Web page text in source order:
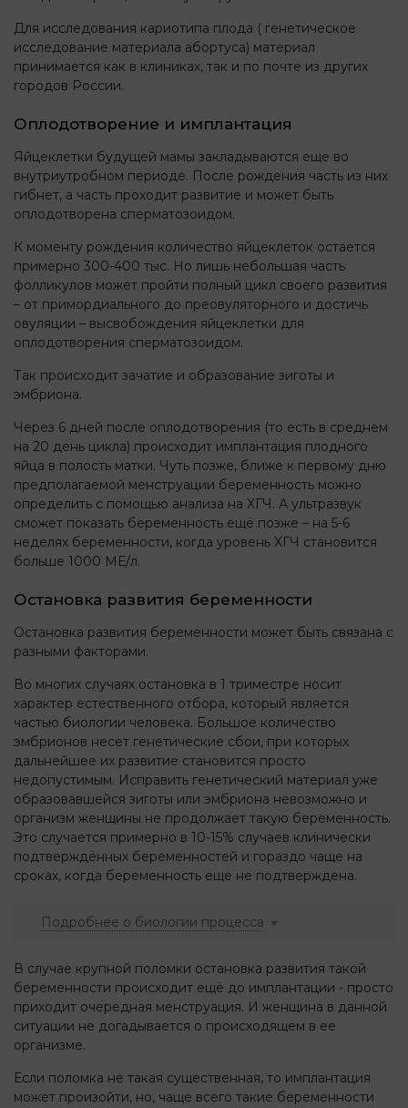
Для исследования кариотипа плода ( генетическое
исследование материала абортуса) материал
принимается как в клиниках, так и по почте из других
городов России.
Оплодотворение и имплантация
Яйцеклетки будущей мамы закладываются еще во
внутриутробном периоде. После рождения часть из них
гибнет, а часть проходит развитие и может быть
оплодотворена сперматозоидом.
К моменту рождения количество яйцеклеток остается
примерно 300-400 тыс. Но лишь небольшая часть
фолликулов может пройти полный цикл своего развития
– от примордиального до преовуляторного и достичь
овуляции – высвобождения яйцеклетки для
оплодотворения сперматозоидом.
Так происходит зачатие и образование зиготы и
эмбриона.
Через 6 дней после оплодотворения (то есть в среднем
на 20 день цикла) происходит имплантация плодного
яйца в полость матки. Чуть позже, ближе к первому дню
предполагаемой менструации беременность можно
определить с помощью анализа на ХГЧ. А ультразвук
сможет показать беременность ещё позже – на 5-6
неделях беременности, когда уровень ХГЧ становится
больше 1000 МЕ/л.
Остановка развития беременности
Остановка развития беременности может быть связана с
разными факторами.
Во многих случаях остановка в 1 триместре носит
характер естественного отбора, который является
частью биологии человека. Большое количество
эмбрионов несет генетические сбои, при которых
дальнейшее их развитие становится просто
недопустимым. Исправить генетический материал уже
образовавшейся зиготы или эмбриона невозможно и
организм женщины не продолжает такую беременность.
Это случается примерно в 10-15% случаев клинически
подтверждённых беременностей и гораздо чаще на
сроках, когда беременность еще не подтверждена.
Подробнее о биологии процесса
В случае крупной поломки остановка развития такой
беременности происходит ещё до имплантации - просто
приходит очередная менструация. И женщина в данной
ситуации не догадывается о происходящем в ее
организме.
Если поломка не такая существенная, то имплантация
может произойти, но, чаще всего такие беременности